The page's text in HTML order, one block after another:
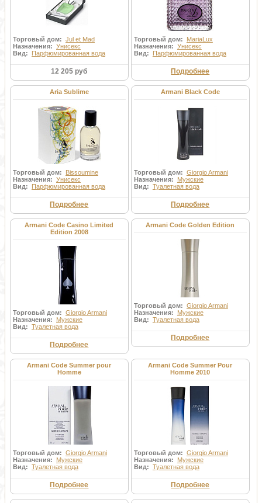
Торговый дом: Jul et Mad
Назначения: Унисекс
Вид: Парфюмированная вода
12 205 руб
Торговый дом: MariaLux
Назначения: Унисекс
Вид: Парфюмированная вода
Подробнее
Aria Sublime
Торговый дом: Bissoumine
Назначения: Унисекс
Вид: Парфюмированная вода
Подробнее
Armani Black Code
Торговый дом: Giorgio Armani
Назначения: Мужские
Вид: Туалетная вода
Подробнее
Armani Code Casino Limited
Edition 2008
Торговый дом: Giorgio Armani
Назначения: Мужские
Вид: Туалетная вода
Подробнее
Armani Code Golden Edition
Торговый дом: Giorgio Armani
Назначения: Мужские
Вид: Туалетная вода
Подробнее
Armani Code Summer pour
Homme
Торговый дом: Giorgio Armani
Назначения: Мужские
Вид: Туалетная вода
Подробнее
Armani Code Summer Pour
Homme 2010
Торговый дом: Giorgio Armani
Назначения: Мужские
Вид: Туалетная вода
Подробнее